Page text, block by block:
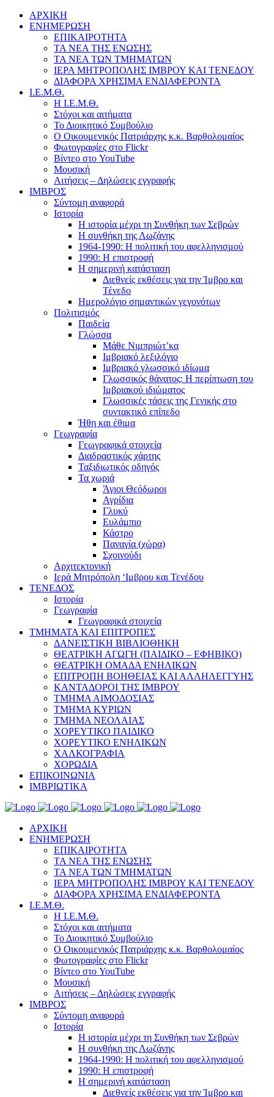
ΑΡΧΙΚΗ
ΕΝΗΜΕΡΩΣΗ
ΕΠΙΚΑΙΡΟΤΗΤΑ
ΤΑ ΝΕΑ ΤΗΣ ΕΝΩΣΗΣ
ΤΑ ΝΕΑ ΤΩΝ ΤΜΗΜΑΤΩΝ
ΙΕΡΑ ΜΗΤΡΟΠΟΛΗΣ ΙΜΒΡΟΥ ΚΑΙ ΤΕΝΕΔΟΥ
ΔΙΑΦΟΡΑ ΧΡΗΣΙΜΑ ΕΝΔΙΑΦΕΡΟΝΤΑ
Ι.Ε.Μ.Θ.
Η Ι.Ε.Μ.Θ.
Στόχοι και αιτήματα
Το Διοικητικό Συμβούλιο
Ο Οικουμενικός Πατριάρχης κ.κ. Βαρθολομαίος
Φωτογραφίες στο Flickr
Βίντεο στο YouTube
Μουσική
Αιτήσεις – Δηλώσεις εγγραφής
ΙΜΒΡΟΣ
Σύντομη αναφορά
Ιστορία
Η ιστορία μέχρι τη Συνθήκη των Σεβρών
Η συνθήκη της Λωζάνης
1964-1990: Η πολιτική του αφελληνισμού
1990: Η επιστροφή
Η σημερινή κατάσταση
Διεθνείς εκθέσεις για την Ίμβρο και
Τένεδο
Ημερολόγιο σημαντικών γεγονότων
Πολιτισμός
Παιδεία
Γλώσσα
Μάθε Νιμπριώτ’κα
Ιμβριακό λεξιλόγιο
Ιμβριακό γλωσσικό ιδίωμα
Γλωσσικός θάνατος: Η περίπτωση του
Ιμβριακού ιδιώματος
Γλωσσικές τάσεις της Γενικής στο
συντακτικό επίπεδο
Ήθη και έθιμα
Γεωγραφία
Γεωγραφικά στοιχεία
Διαδραστικός χάρτης
Ταξιδιωτικός οδηγός
Τα χωριά
Άγιοι Θεόδωροι
Αγρίδια
Γλυκύ
Ευλάμπιο
Κάστρο
Παναγία (χώρα)
Σχοινούδι
Αρχιτεκτονική
Ιερά Μητρόπολη ‘Ιμβρου και Τενέδου
ΤΕΝΕΔΟΣ
Ιστορία
Γεωγραφία
Γεωγραφικά στοιχεία
ΤΜΗΜΑΤΑ ΚΑΙ ΕΠΙΤΡΟΠΕΣ
ΔΑΝΕΙΣΤΙΚΗ ΒΙΒΛΙΟΘΗΚΗ
ΘΕΑΤΡΙΚΗ ΑΓΩΓΗ (ΠΑΙΔΙΚΟ – ΕΦΗΒΙΚΟ)
ΘΕΑΤΡΙΚΗ ΟΜΑΔΑ ΕΝΗΛΙΚΩΝ
ΕΠΙΤΡΟΠΗ ΒΟΗΘΕΙΑΣ ΚΑΙ ΑΛΛΗΛΕΓΓΥΗΣ
ΚΑΝΤΑΔΟΡΟΙ ΤΗΣ ΙΜΒΡΟΥ
ΤΜΗΜΑ ΑΙΜΟΔΟΣΙΑΣ
ΤΜΗΜΑ ΚΥΡΙΩΝ
ΤΜΗΜΑ ΝΕΟΛΑΙΑΣ
ΧΟΡΕΥΤΙΚΟ ΠΑΙΔΙΚΟ
ΧΟΡΕΥΤΙΚΟ ΕΝΗΛΙΚΩΝ
ΧΑΛΚΟΓΡΑΦΙΑ
ΧΟΡΩΔΙΑ
ΕΠΙΚΟΙΝΩΝΙΑ
ΙΜΒΡΙΩΤΙΚΑ
ΑΡΧΙΚΗ
ΕΝΗΜΕΡΩΣΗ
ΕΠΙΚΑΙΡΟΤΗΤΑ
ΤΑ ΝΕΑ ΤΗΣ ΕΝΩΣΗΣ
ΤΑ ΝΕΑ ΤΩΝ ΤΜΗΜΑΤΩΝ
ΙΕΡΑ ΜΗΤΡΟΠΟΛΗΣ ΙΜΒΡΟΥ ΚΑΙ ΤΕΝΕΔΟΥ
ΔΙΑΦΟΡΑ ΧΡΗΣΙΜΑ ΕΝΔΙΑΦΕΡΟΝΤΑ
Ι.Ε.Μ.Θ.
Η Ι.Ε.Μ.Θ.
Στόχοι και αιτήματα
Το Διοικητικό Συμβούλιο
Ο Οικουμενικός Πατριάρχης κ.κ. Βαρθολομαίος
Φωτογραφίες στο Flickr
Βίντεο στο YouTube
Μουσική
Αιτήσεις – Δηλώσεις εγγραφής
ΙΜΒΡΟΣ
Σύντομη αναφορά
Ιστορία
Η ιστορία μέχρι τη Συνθήκη των Σεβρών
Η συνθήκη της Λωζάνης
1964-1990: Η πολιτική του αφελληνισμού
1990: Η επιστροφή
Η σημερινή κατάσταση
Διεθνείς εκθέσεις για την Ίμβρο και